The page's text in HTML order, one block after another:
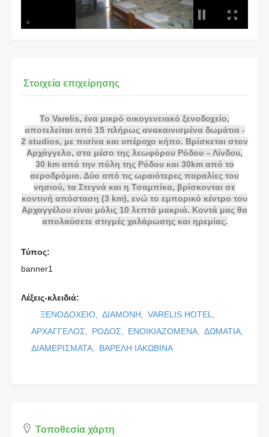
Στοιχεία επιχείρησης
Το Varelis, ένα μικρό οικογενειακό ξενοδοχείο,
αποτελείται από 15 πλήρως ανακαινισμένα δωμάτια -
2 studios, με πισίνα και υπέροχο κήπο. Βρίσκεται στον
Αρχάγγελο, στο μέσο της λεωφόρου Ρόδου – Λίνδου,
30 km από την πόλη της Ρόδου και 30km από το
αεροδρόμιο. Δύο από τις ωραιότερες παραλίες του
νησιού, τα Στεγνά και η Τσαμπίκα, βρίσκονται σε
κοντινή απόσταση (3 km), ενώ το εμπορικό κέντρο του
Αρχαγγέλου είναι μόλις 10 λεπτά μακριά. Κοντά μας θα
απολαύσετε στιγμές χαλάρωσης και ηρεμίας.
Τύπος:
banner1
Λέξεις-κλειδιά:
ΞΕΝΟΔΟΧΕΙΟ,
ΔΙΑΜΟΝΗ,
VARELIS HOTEL,
ΑΡΧΑΓΓΕΛΟΣ,
ΡΟΔΟΣ, ΕΝΟΙΚΙΑΖΟΜΕΝΑ,
ΔΩΜΑΤΙΑ,
ΔΙΑΜΕΡΙΣΜΑΤΑ,
ΒΑΡΕΛΗ ΙΑΚΩΒΙΝΑ
Τοποθεσία χάρτη